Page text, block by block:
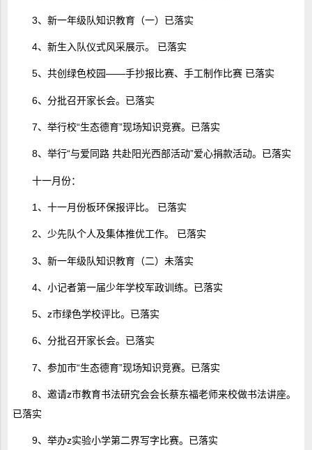
3、新一年级队知识教育（一）已落实
4、新生入队仪式风采展示。 已落实
5、共创绿色校园——手抄报比赛、手工制作比赛 已落实
6、分批召开家长会。已落实
7、举行校“生态德育”现场知识竞赛。已落实
8、举行“与爱同路 共赴阳光西部活动”爱心捐款活动。已落实
十一月份：
1、十一月份板环保报评比。 已落实
2、少先队个人及集体推优工作。 已落实
3、新一年级队知识教育（二）未落实
4、小记者第一届少年学校军政训练。已落实
5、z市绿色学校评比。已落实
6、分批召开家长会。已落实
7、参加市“生态德育”现场知识竞赛。已落实
8、邀请z市教育书法研究会会长蔡东福老师来校做书法讲座。
已落实
9、举办z实验小学第二界写字比赛。已落实